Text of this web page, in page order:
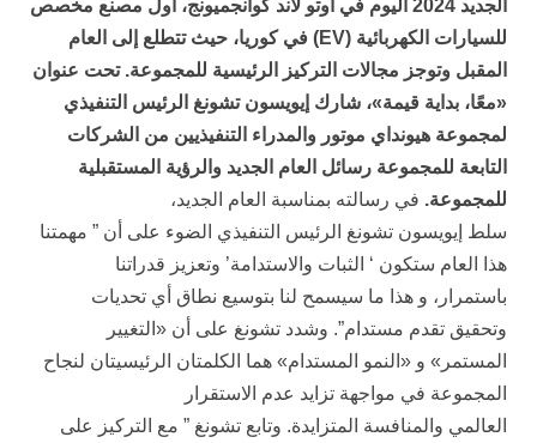
الجديد 2024 اليوم في أوتو لاند كوانجميونج، أول مصنع مخصص
للسيارات الكهربائية (EV) في كوريا، حيث تتطلع إلى العام
المقبل وتوجز مجالات التركيز الرئيسية للمجموعة. تحت عنوان
«معًا، بداية قيمة»، شارك إيويسون تشونغ الرئيس التنفيذي
لمجموعة هيونداي موتور والمدراء التنفيذيين من الشركات
التابعة للمجموعة رسائل العام الجديد والرؤية المستقبلية
للمجموعة. في رسالته بمناسبة العام الجديد،
سلط إيويسون تشونغ الرئيس التنفيذي الضوء على أن ” مهمتنا
هذا العام ستكون ‘ الثبات والاستدامة’ وتعزيز قدراتنا
باستمرار، و هذا ما سيسمح لنا بتوسيع نطاق أي تحديات
وتحقيق تقدم مستدام”. وشدد تشونغ على أن «التغيير
المستمر» و «النمو المستدام» هما الكلمتان الرئيسيتان لنجاح
المجموعة في مواجهة تزايد عدم الاستقرار
العالمي والمنافسة المتزايدة. وتابع تشونغ ” مع التركيز على